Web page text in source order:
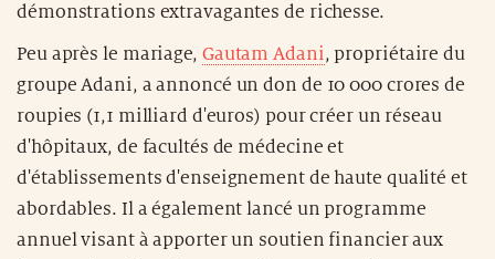
démonstrations extravagantes de richesse.
Peu après le mariage, Gautam Adani, propriétaire du
groupe Adani, a annoncé un don de 10 000 crores de
roupies (1,1 milliard d'euros) pour créer un réseau
d'hôpitaux, de facultés de médecine et
d'établissements d'enseignement de haute qualité et
abordables. Il a également lancé un programme
annuel visant à apporter un soutien financier aux